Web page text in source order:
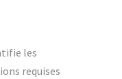
les
requises